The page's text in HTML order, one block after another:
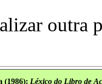
outra
(1986): Léxico do Libro de